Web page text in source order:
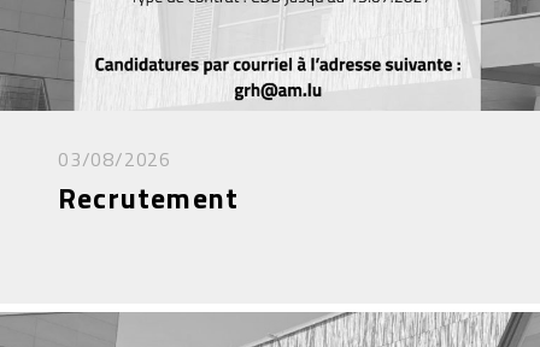
03/08/2026
Recrutement